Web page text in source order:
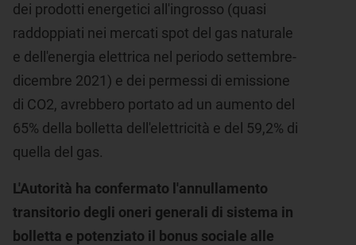
dei prodotti energetici all'ingrosso (quasi
raddoppiati nei mercati spot del gas naturale
e dell'energia elettrica nel periodo settembre-
dicembre 2021) e dei permessi di emissione
di CO2, avrebbero portato ad un aumento del
65% della bolletta dell'elettricità e del 59,2% di
quella del gas.
L'Autorità ha confermato l'annullamento
transitorio degli oneri generali di sistema in
bolletta e potenziato il bonus sociale alle